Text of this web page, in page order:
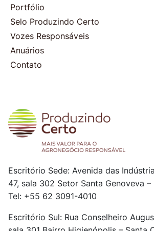
Portfólio
Selo Produzindo Certo
Vozes Responsáveis
Anuários
Contato
Escritório Sede: Avenida das
47, sala 302 Setor Santa Genoveva –
Tel: +55 62 3091-4010
Escritório Sul: Rua Conselheiro